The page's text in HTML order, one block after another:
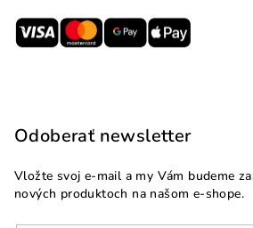
Odoberať newsletter
Vložte svoj e-mail a my Vám budeme
nových produktoch na našom e-shope.